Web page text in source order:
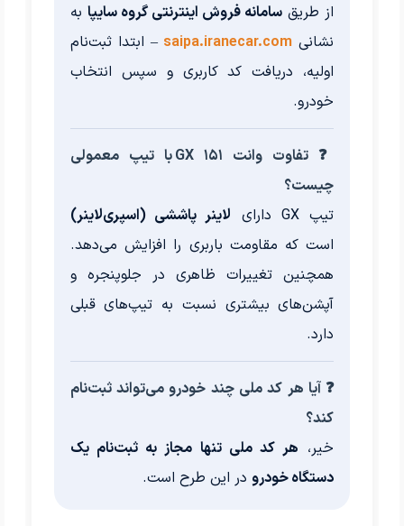
از طریق سامانه فروش اینترنتی گروه سایپا به
نشانی saipa.iranecar.com – ابتدا ثبت‌نام
اولیه، دریافت کد کاربری و سپس انتخاب
خودرو.
❓ تفاوت وانت ۱۵۱ GX با تیپ معمولی
چیست؟
تیپ GX دارای
لاینر پاششی (اسپری‌لاینر)
است که مقاومت باربری را افزایش می‌دهد.
همچنین تغییرات ظاهری در جلوپنجره و
آپشن‌های بیشتری نسبت به تیپ‌های قبلی
دارد.
❓ آیا هر کد ملی چند خودرو می‌تواند ثبت‌نام
کند؟
خیر، هر کد ملی تنها مجاز به ثبت‌نام یک
دستگاه خودرودر این طرح است.